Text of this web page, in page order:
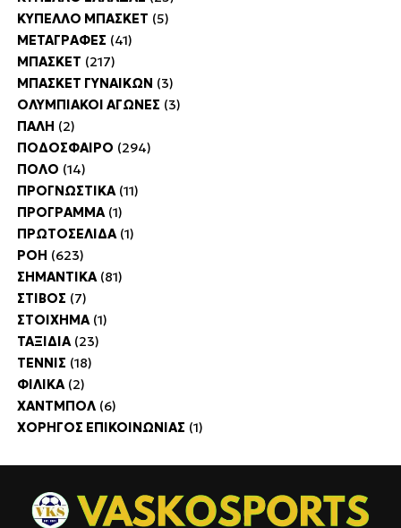
ΚΥΠΕΛΛΟ ΜΠΑΣΚΕΤ (5)
ΜΕΤΑΓΡΑΦΕΣ (41)
ΜΠΑΣΚΕΤ (217)
ΜΠΑΣΚΕΤ ΓΥΝΑΙΚΩΝ (3)
ΟΛΥΜΠΙΑΚΟΙ ΑΓΩΝΕΣ (3)
ΠΑΛΗ (2)
ΠΟΔΟΣΦΑΙΡΟ (294)
ΠΟΛΟ (14)
ΠΡΟΓΝΩΣΤΙΚΑ(11)
ΠΡΟΓΡΑΜΜΑ(1)
ΠΡΩΤΟΣΕΛΙΔΑ(1)
ΡΟΗ (623)
ΣΗΜΑΝΤΙΚΑ(81)
ΣΤΙΒΟΣ (7)
ΣΤΟΙΧΗΜΑ(1)
ΤΑΞΙΔΙΑ(23)
ΤΕΝΝΙΣ (18)
ΦΙΛΙΚΑ(2)
ΧΑΝΤΜΠΟΛ(6)
ΧΟΡΗΓΟΣ ΕΠΙΚΟΙΝΩΝΙΑΣ (1)